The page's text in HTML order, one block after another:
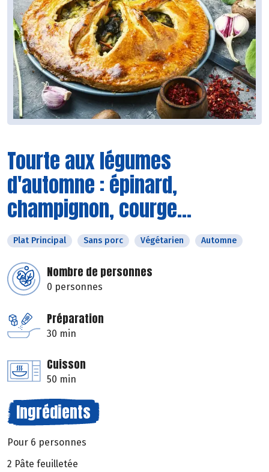
Tourte aux légumes
d'automne : épinard,
champignon, courge...
Plat Principal Sans porc Végétarien Automne
Nombre de personnes
0 personnes
Préparation
30 min
Cuisson
50 min
Ingrédients
Pour 6 personnes
2 Pâte feuilletée